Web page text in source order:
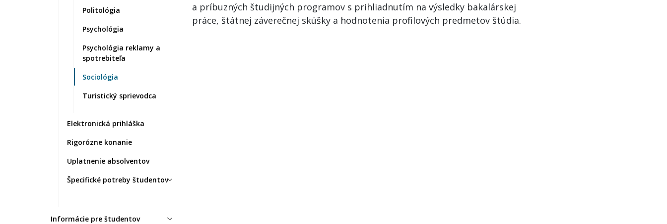
Politológia
Psychológia
Psychológia reklamy a
spotrebiteľa
Sociológia
Turistický sprievodca
Elektronická prihláška
Rigorózne konanie
Uplatnenie absolventov
Špecifické potreby študentov
Informácie pre študentov
a príbuzných študijných programov s prihliadnutím na výsledky bakalárskej
práce, štátnej záverečnej skúšky a hodnotenia profilových predmetov štúdia.